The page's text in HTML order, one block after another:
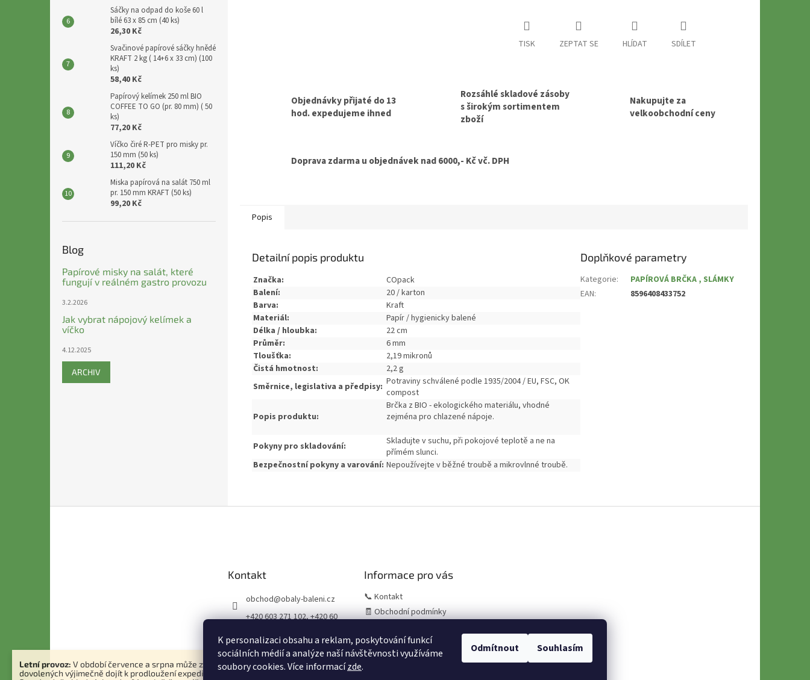
K personalizaci obsahu a reklam, poskytování funkcí
sociálních médií a analýze naší návštěvnosti využíváme
soubory cookies. Více informacízde.
Odmítnout Souhlasím
Letní provoz: V období července a srpna může z důvodu čerpání
dovolených výjimečně dojít k prodloužení expedice objednávek.
Sáčky na odpad do koše 60 l
bílé 63 x 85 cm (40 ks)
26,30 Kč
Svačinové papírové sáčky hnědé
KRAFT 2 kg ( 14+6 x 33 cm) (100
ks)
58,40 Kč
Papírový kelímek 250 ml BIO
COFFEE TO GO (pr. 80 mm) ( 50
ks)
77,20 Kč
Víčko čiré R-PET pro misky pr.
150 mm (50 ks)
111,20 Kč
Miska papírová na salát 750 ml
pr. 150 mm KRAFT (50 ks)
99,20 Kč
Blog
Papírové misky na salát, které
fungují v reálném gastro provozu
3.2.2026
Jak vybrat nápojový kelímek a
víčko
4.12.2025
ARCHIV
TISK ZEPTAT SE HLÍDAT SDÍLET
Objednávky přijaté do 13
hod. expedujeme ihned
Rozsáhlé skladové zásoby
s širokým sortimentem
zboží
Nakupujte za
velkoobchodní ceny
Doprava zdarma u objednávek nad 6000,- Kč vč. DPH
Popis
Detailní popis produktu
Značka:
COpack
Balení:
20 / karton
Barva:
Kraft
Materiál:
Papír / hygienicky balené
Délka / hloubka:
22 cm
Průměr:
6 mm
Tloušťka:
2,19 mikronů
Čistá hmotnost:
2,2 g
Směrnice, legislativa a předpisy: Potraviny schválené podle 1935/2004 / EU, FSC, OK
compost
Popis produktu:
Brčka z BIO - ekologického materiálu, vhodné
zejména pro chlazené nápoje.
Pokyny pro skladování:
Skladujte v suchu, při pokojové teplotě a ne na
přímém slunci.
Bezpečnostní pokyny a varování: Nepoužívejte v běžné troubě a mikrovlnné troubě.
Doplňkové parametry
Kategorie:
PAPÍROVÁ BRČKA , SLÁMKY
EAN: 8596408433752
Kontakt
obchod@obaly-baleni.cz
+420 603 271 102, +420 60
Informace pro vás
📞 Kontakt
🧾 Obchodní podmínky
⚠️ Zásady práce s osobními
údaji (GDPR)